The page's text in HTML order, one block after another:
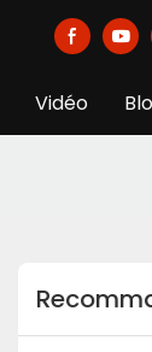
Vidéo